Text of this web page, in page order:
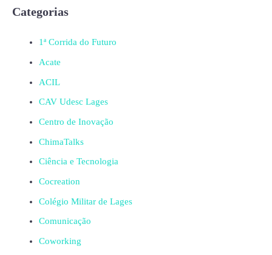
Categorias
1ª Corrida do Futuro
Acate
ACIL
CAV Udesc Lages
Centro de Inovação
ChimaTalks
Ciência e Tecnologia
Cocreation
Colégio Militar de Lages
Comunicação
Coworking